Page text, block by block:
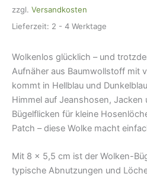
Aufnäher
zum
zzgl. Versandkosten
Lieferzeit: 2 - 4 Werktage
Wolkenlos glücklich – und
Aufnäher aus Baumwollstoff mit
kommt in Hellblau und
Himmel auf Jeanshosen, Jacken
Bügelflicken für kleine
Patch – diese Wolke macht
Mit 8 × 5,5 cm ist der Wolken-
typische Abnutzungen und